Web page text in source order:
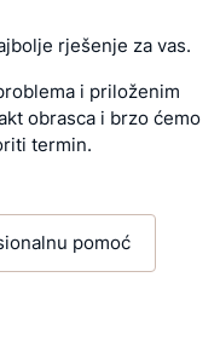
rješenje za vas.
i priloženim
obrasca i brzo ćemo
termin.
pomoć